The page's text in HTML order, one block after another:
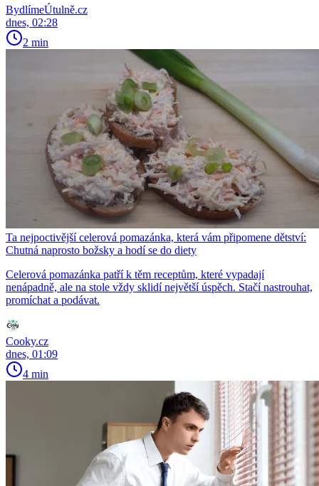
BydlímeÚtulně.cz
dnes, 02:28
2 min
Ta nejpoctivější celerová pomazánka, která vám připomene dětství:
Chutná naprosto božsky a hodí se do diety
Celerová pomazánka patří k těm receptům, které vypadají
nenápadně, ale na stole vždy sklidí největší úspěch. Stačí nastrouhat,
promíchat a podávat.
Cooky.cz
dnes, 01:09
4 min